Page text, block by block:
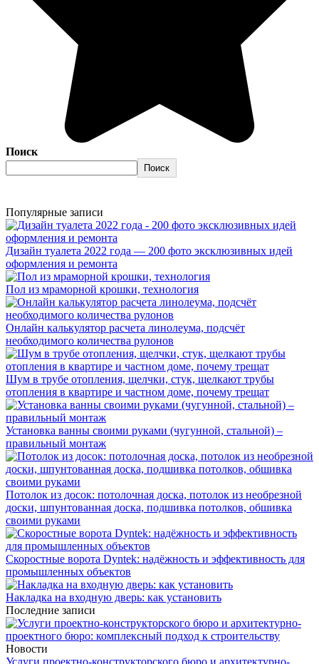
Поиск
Поиск
Популярные записи
Дизайн туалета 2022 года — 200 фото эксклюзивных идей
оформления и ремонта
Пол из мраморной крошки, технология
Онлайн калькулятор расчета линолеума, подсчёт
необходимого количества рулонов
Шум в трубе отопления, щелчки, стук, щелкают трубы
отопления в квартире и частном доме, почему трещат
Установка ванны своими руками (чугунной, стальной) –
правильный монтаж
Потолок из досок: потолочная доска, потолок из необрезной
доски, шпунтованная доска, подшивка потолков, обшивка
своими руками
Скоростные ворота Dyntek: надёжность и эффективность для
промышленных объектов
Накладка на входную дверь: как установить
Последние записи
Новости
Услуги проектно-конструкторского бюро и архитектурно-